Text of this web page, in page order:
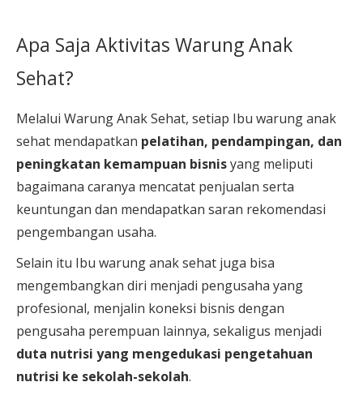
Apa Saja Aktivitas Warung Anak
Sehat?
Melalui Warung Anak Sehat, setiap Ibu warung anak
sehat mendapatkan pelatihan, pendampingan, dan
peningkatan kemampuan bisnisyang meliputi
bagaimana caranya mencatat penjualan serta
keuntungan dan mendapatkan saran rekomendasi
pengembangan usaha.
Selain itu Ibu warung anak sehat juga bisa
mengembangkan diri menjadi pengusaha yang
profesional, menjalin koneksi bisnis dengan
pengusaha perempuan lainnya, sekaligus menjadi
duta nutrisi yang mengedukasi pengetahuan
nutrisi ke sekolah-sekolah.